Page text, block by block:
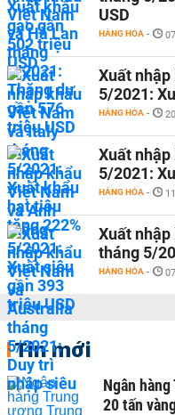
USD
HÀNG HÓA -
Xuất
5/2021:
HÀNG HÓA -
Xuất
5/2021:
HÀNG HÓA -
Xuất
tháng 5/
HÀNG HÓA -
Tin mới
Ngân
20 tấn